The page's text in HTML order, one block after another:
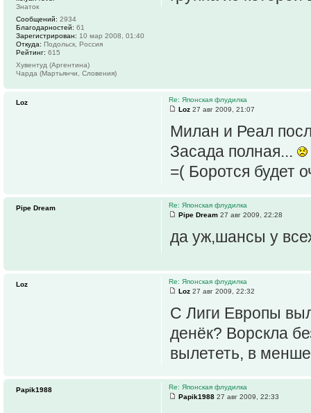
Знаток
Сообщений: 2934
Благодарностей: 61
Зарегистрирован: 10 мар 2008, 01:40
Откуда: Подольск, Россия
Рейтинг: 615
Хувентуд (Аргентина)
Чарда (Мартьянчи, Словения)
Re: Японская флудилка
Loz 27 авг 2009, 21:07
Милан и Реал
Засада полная...
=( Боротся будет
Loz
Re: Японская флудилка
Pipe Dream 27 авг 2009, 22:28
да уж,шансы у
Pipe Dream
Re: Японская флудилка
Loz 27 авг 2009, 22:32
С Лиги Европы
денёк? Ворскла
вылететь, в
Loz
Re: Японская флудилка
Papik1988 27 авг 2009, 22:33
Papik1988